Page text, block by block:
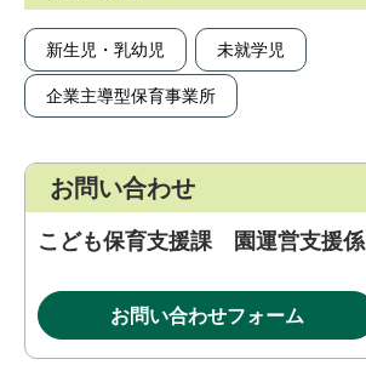
新生児・乳幼児 未就学児
企業主導型保育事業所
お問い合わせ
こども保育支援課 園運営支援係
お問い合わせフォーム